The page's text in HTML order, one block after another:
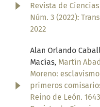
Revista de
Núm. 3 (2022):
2022
Alan Orlando
Macías, Martín
Moreno:
primeros
Reino de León.